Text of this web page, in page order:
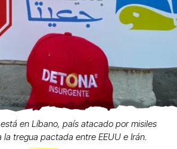
en Líbano, país atacado por misiles
la tregua pactada entre EEUU e Irán.